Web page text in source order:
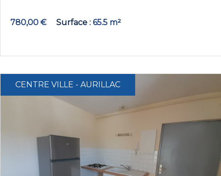
780,00 € Surface 65.5 m²
CENTRE VILLE - AURILLAC